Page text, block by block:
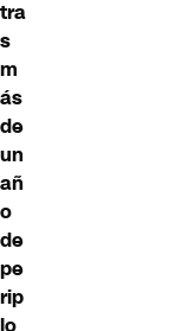
tra
s
m
ás
de
un
añ
o
de
pe
rip
lo